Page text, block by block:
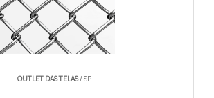
OUTLET DAS TELAS/ SP